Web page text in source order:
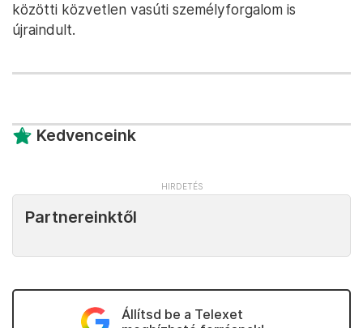
közötti közvetlen vasúti személyforgalom is
újraindult.
Kedvenceink
Partnereinktől
Állítsd be a Telexet